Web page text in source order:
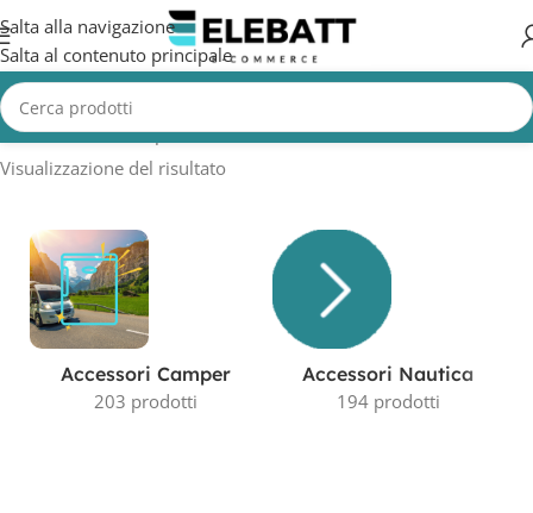
Salta alla navigazione
Salta al contenuto principale
Home/Prodotto Capacità in AH/45 Ah
Visualizzazione del risultato
Accessori Camper
203 prodotti
Accessori Nautica
194 prodotti